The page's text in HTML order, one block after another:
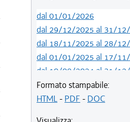
dal 01/01/2026
dal 29/12/2025 al 31/
dal 18/11/2025 al 28/
dal 01/01/2025 al 17/
dal 10/08/2024 al 31/
dal 14/05/2024 al 09/08/
dal 01/01/2024 al 13/05/
Formato stampabile:
HTML- PDF - DOC